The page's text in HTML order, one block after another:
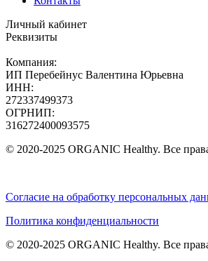
Личный кабинет
Реквизиты
Компания:
ИП Перебейнус Валентина Юрьевна
ИНН:
272337499373
ОГРНИП:
316272400093575
© 2020-2025 ORGANIC Healthy. Все
Согласие на обработку персональных
Политика конфиденциальности
© 2020-2025 ORGANIC Healthy. Все